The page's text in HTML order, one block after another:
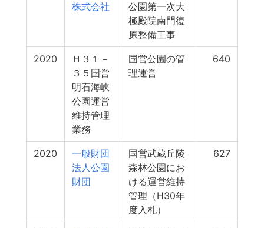
株式会社
公園第一次大
極殿院南門復
原整備工事
2020
Ｈ３１－
３５国営
明石海峡
公園運営
維持管理
業務
国営公園の管
理運営
640
2020
一般財団
法人公園
財団
国営武蔵丘陵
森林公園にお
ける運営維持
管理（H30年
度入札）
627